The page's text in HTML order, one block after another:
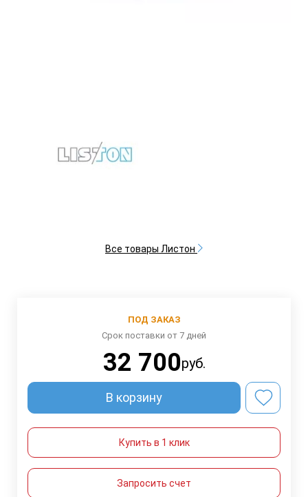
Все товары Листон
ПОД ЗАКАЗ
Срок поставки от 7 дней
32 700руб.
В корзину
Купить в 1 клик
Запросить счет